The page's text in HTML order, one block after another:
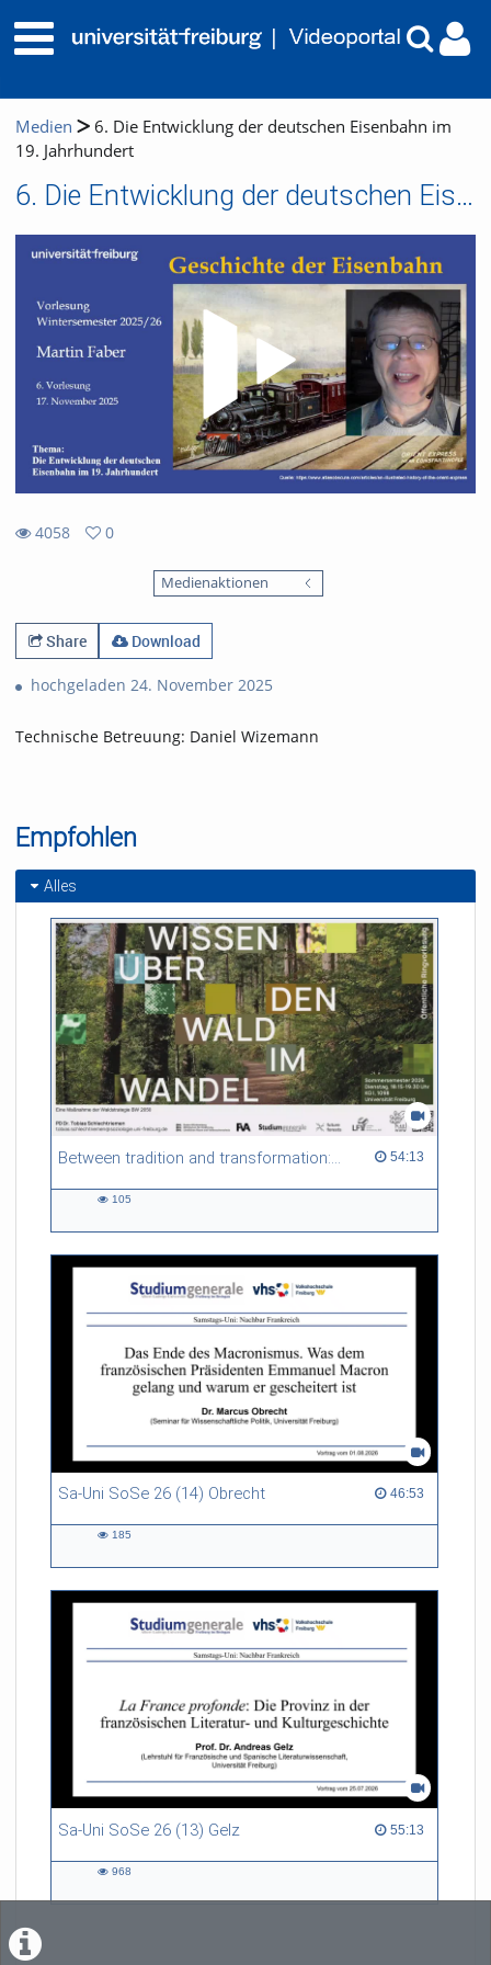
Medien
6. Die Entwicklung der deutschen Eisenbahn im
19. Jahrhundert
6. Die Entwicklung der deutschen Eisenbahn im 19. Jahrhundert
4058
0
Medienaktionen
Share Download
hochgeladen 24. November 2025
Technische Betreuung: Daniel Wizemann
Empfohlen
Alles
Between tradition and transformation: how owners, advisers and institutions co-create knowledge for resilient forests in Europe 54:13
54:13 duration
105
Sa-Uni SoSe 26 (14) Obrecht 46:53
46:53 duration
185
Sa-Uni SoSe 26 (13) Gelz 55:13
55:13 duration
968